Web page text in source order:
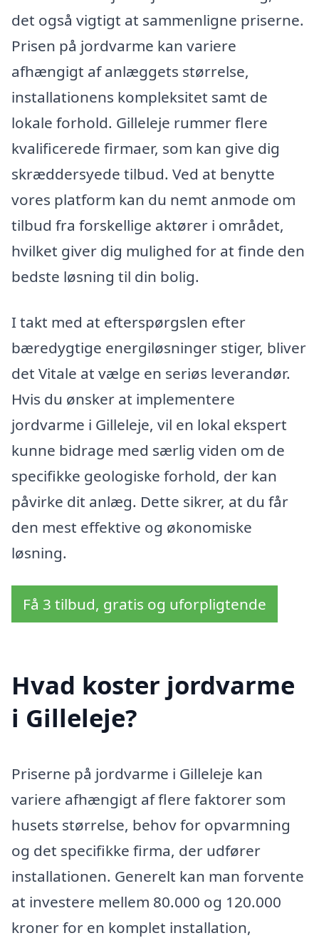
det også vigtigt at sammenligne priserne.
Prisen på jordvarme kan variere
afhængigt af anlæggets størrelse,
installationens kompleksitet samt de
lokale forhold. Gilleleje rummer flere
kvalificerede firmaer, som kan give dig
skræddersyede tilbud. Ved at benytte
vores platform kan du nemt anmode om
tilbud fra forskellige aktører i området,
hvilket giver dig mulighed for at finde den
bedste løsning til din bolig.
I takt med at efterspørgslen efter
bæredygtige energiløsninger stiger, bliver
det Vitale at vælge en seriøs leverandør.
Hvis du ønsker at implementere
jordvarme i Gilleleje, vil en lokal ekspert
kunne bidrage med særlig viden om de
specifikke geologiske forhold, der kan
påvirke dit anlæg. Dette sikrer, at du får
den mest effektive og økonomiske
løsning.
Få 3 tilbud, gratis og uforpligtende
Hvad koster jordvarme
i Gilleleje?
Priserne på jordvarme i Gilleleje kan
variere afhængigt af flere faktorer som
husets størrelse, behov for opvarmning
og det specifikke firma, der udfører
installationen. Generelt kan man forvente
at investere mellem 80.000 og 120.000
kroner for en komplet installation,